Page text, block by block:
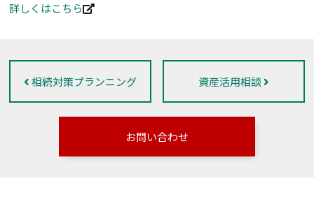
詳しくはこちら
相続対策プランニング
お問い合わせ
資産活用相談